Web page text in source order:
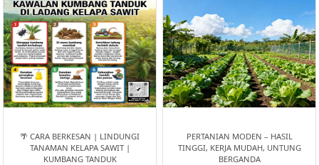
🌴 CARA BERKESAN | LINDUNGI
TANAMAN KELAPA SAWIT |
KUMBANG TANDUK
PERTANIAN MODEN – HASIL
TINGGI, KERJA MUDAH, UNTUNG
BERGANDA